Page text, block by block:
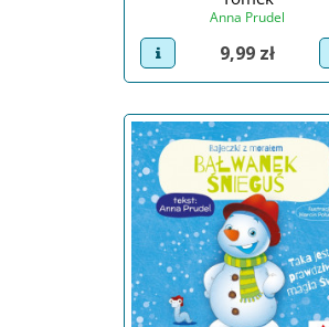
Anna Prudel
view product
Cena
9,99 zł